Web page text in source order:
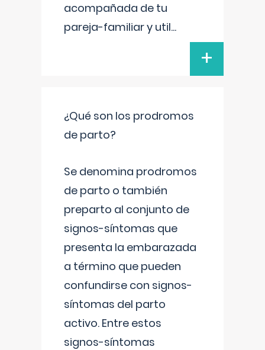
acompañada de tu
pareja-familiar y util...
+
¿Qué son los prodromos
de parto?
Se denomina prodromos
de parto o también
preparto al conjunto de
signos-síntomas que
presenta la embarazada
a término que pueden
confundirse con signos-
síntomas del parto
activo. Entre estos
signos-síntomas